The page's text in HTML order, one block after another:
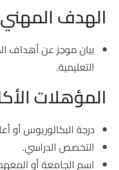
الهدف المهني
بيان موجز عن أهداف
التعليمية.
المؤهلات
درجة البكالوريوس أو
التخصص الدراسي.
اسم الجامعة أو